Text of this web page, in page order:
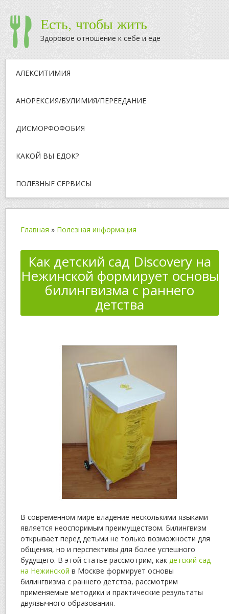
Есть, чтобы жить
Здоровое отношение к себе и еде
АЛЕКСИТИМИЯ
АНОРЕКСИЯ/БУЛИМИЯ/ПЕРЕЕДАНИЕ
ДИСМОРФОФОБИЯ
КАКОЙ ВЫ ЕДОК?
ПОЛЕЗНЫЕ СЕРВИСЫ
Главная » Полезная информация
Как детский сад Discovery на
Нежинской формирует основы
билингвизма с раннего
детства
В современном мире владение несколькими языками
является неоспоримым преимуществом. Билингвизм
открывает перед детьми не только возможности для
общения, но и перспективы для более успешного
будущего. В этой статье рассмотрим, как детский сад
на Нежинской в Москве формирует основы
билингвизма с раннего детства, рассмотрим
применяемые методики и практические результаты
двуязычного образования.